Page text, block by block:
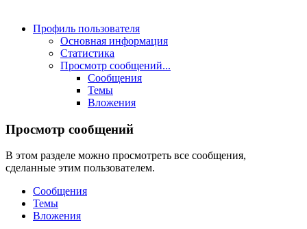
Профиль пользователя
Основная информация
Статистика
Просмотр сообщений...
Сообщения
Темы
Вложения
Просмотр сообщений
В этом разделе можно просмотреть все сообщения,
сделанные этим пользователем.
Сообщения
Темы
Вложения